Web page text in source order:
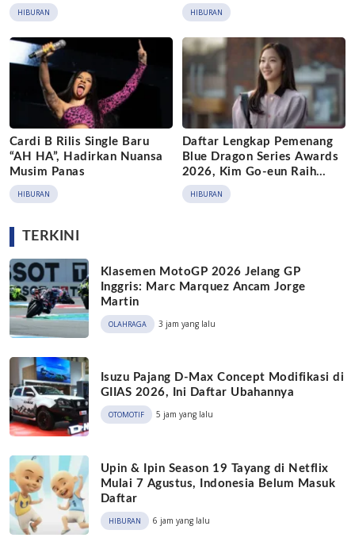
Istana
HIBURAN HIBURAN
Cardi B Rilis Single Baru
“AH HA”, Hadirkan Nuansa
Musim Panas
HIBURAN
Daftar Lengkap Pemenang
Blue Dragon Series Awards
2026, Kim Go-eun Raih
Grand Prize
HIBURAN
TERKINI
Klasemen MotoGP 2026 Jelang GP
Inggris: Marc Marquez Ancam Jorge
Martin
OLAHRAGA 3 jam yang lalu
Isuzu Pajang D-Max Concept Modifikasi di
GIIAS 2026, Ini Daftar Ubahannya
OTOMOTIF 5 jam yang lalu
Upin & Ipin Season 19 Tayang di Netflix
Mulai 7 Agustus, Indonesia Belum Masuk
Daftar
HIBURAN 6 jam yang lalu